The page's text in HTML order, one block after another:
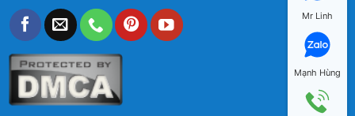
Mr Linh
Mạnh Hùng